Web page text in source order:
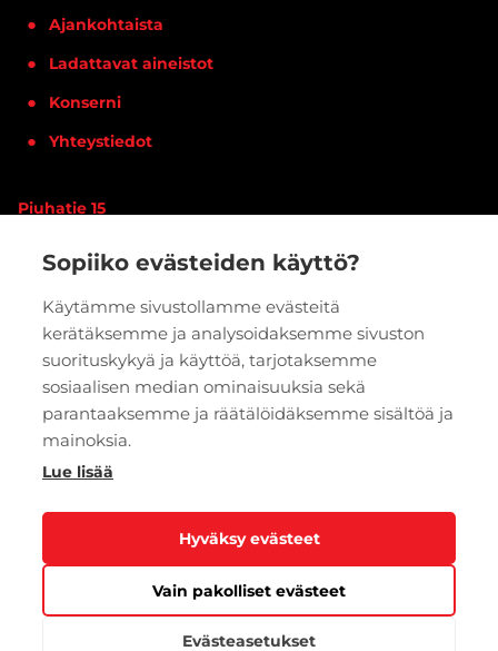
Sopiiko evästeiden käyttö?
Käytämme sivustollamme evästeitä
kerätäksemme ja analysoidaksemme sivuston
suorituskykyä ja käyttöä, tarjotaksemme
sosiaalisen median ominaisuuksia sekä
parantaaksemme ja räätälöidäksemme sisältöä ja
mainoksia.
Lue lisää
Hyväksy evästeet
Vain pakolliset evästeet
Evästeasetukset
Ajankohtaista
Ladattavat aineistot
Konserni
Yhteystiedot
Piuhatie 15
PYYDÄ TARJOUS VERKKOKAUPPA